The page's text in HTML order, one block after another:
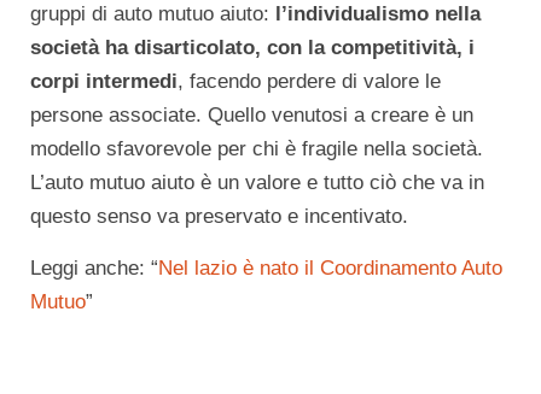
gruppi di auto mutuo aiuto: l’individualismo nella
società ha disarticolato, con la competitività, i
corpi intermedi, facendo perdere di valore le
persone associate. Quello venutosi a creare è un
modello sfavorevole per chi è fragile nella società.
L’auto mutuo aiuto è un valore e tutto ciò che va in
questo senso va preservato e incentivato.
Leggi anche: “Nel lazio è nato il Coordinamento Auto
Mutuo”